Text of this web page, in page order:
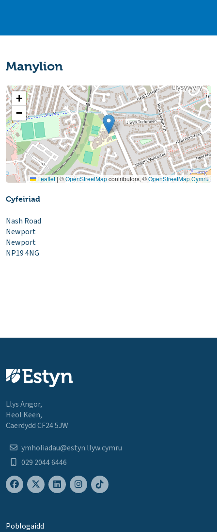
Manylion
+
−
Leaflet | ©OpenStreetMapcontributors, ©OpenStreetMap Cymru
Cyfeiriad
Nash Road
Newport
Newport
NP19 4NG
Llys Angor,
Heol Keen,
Caerdydd CF24 5JW
ymholiadau@estyn.llyw.cymru
029 2044 6446
Poblogaidd